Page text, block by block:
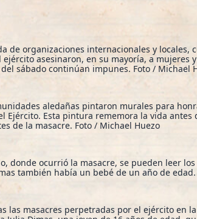
de organizaciones internacionales y locales,
asesinaron, en su mayoría, a mujeres
sábado continúan impunes. Foto / Michael
aledañas pintaron murales para
Esta pintura rememora la vida antes
de la masacre. Foto / Michael Huezo
donde ocurrió la masacre, se pueden leer
también había un bebé de un año de
las masacres perpetradas por el ejército en